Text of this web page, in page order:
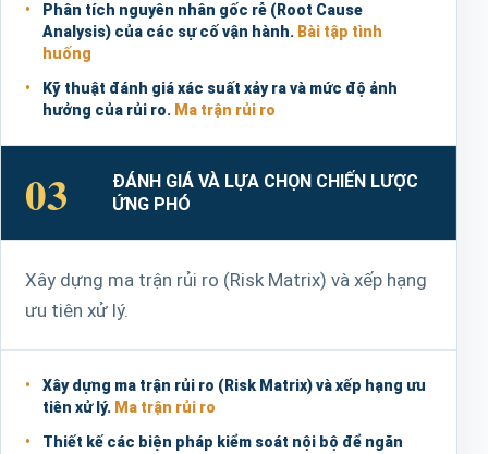
Phân tích nguyên nhân gốc rễ (Root Cause
Analysis) của các sự cố vận hành. Bài tập tình
huống
Kỹ thuật đánh giá xác suất xảy ra và mức độ ảnh
hưởng của rủi ro. Ma trận rủi ro
03
ĐÁNH GIÁ VÀ LỰA CHỌN CHIẾN LƯỢC
ỨNG PHÓ
Xây dựng ma trận rủi ro (Risk Matrix) và xếp hạng
ưu tiên xử lý.
Xây dựng ma trận rủi ro (Risk Matrix) và xếp hạng ưu
tiên xử lý. Ma trận rủi ro
Thiết kế các biện pháp kiểm soát nội bộ để ngăn